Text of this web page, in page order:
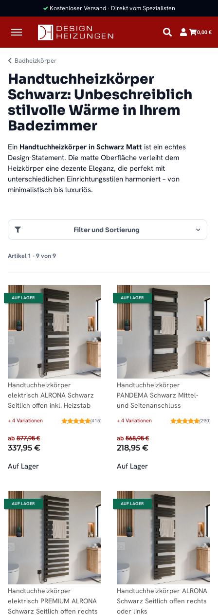
✓ Kostenloser Versand · Direkt vom Spezialisten
0,00 €
Badheizkörper
Handtuchheizkörper
Schwarz: Unbeschreiblich
stilvolle Wärme in Ihrem
Badezimmer
Ein Handtuchheizkörper in Schwarz Matt ist ein echtes
Design-Statement. Die matte Oberfläche verleiht dem
Heizkörper eine dezente Eleganz, die perfekt mit
unterschiedlichen Einrichtungsstilen harmoniert – von
minimalistisch bis luxuriös.
Filter und Sortierung
Artikel 1 - 9 von 9
AUF LAGER
Handtuchheizkörper
elektrisch ALRONA Schwarz
Seitlich offen inkl. Heizstab
+ 4 Variationen (415)
ab 877,95 €
337,95 €
Auf Lager
AUF LAGER
Handtuchheizkörper
PANDEMA Schwarz Mittel-
und Seitenanschluss
+ 4 Variationen (290)
ab 568,95 €
218,95 €
Auf Lager
AUF LAGER
Handtuchheizkörper
elektrisch PREMIUM ALRONA
Schwarz Seitlich offen rechts
AUF LAGER
Handtuchheizkörper ALRONA
Schwarz Seitlich offen rechts
oder links